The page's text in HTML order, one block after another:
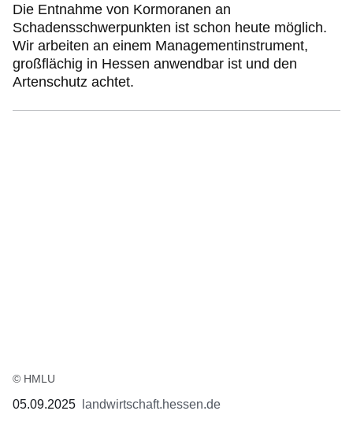
Die Entnahme von Kormoranen an
Schadensschwerpunkten ist schon heute möglich.
Wir arbeiten an einem Managementinstrument,
großflächig in Hessen anwendbar ist und den
Artenschutz achtet.
© HMLU
05.09.2025 landwirtschaft.hessen.de